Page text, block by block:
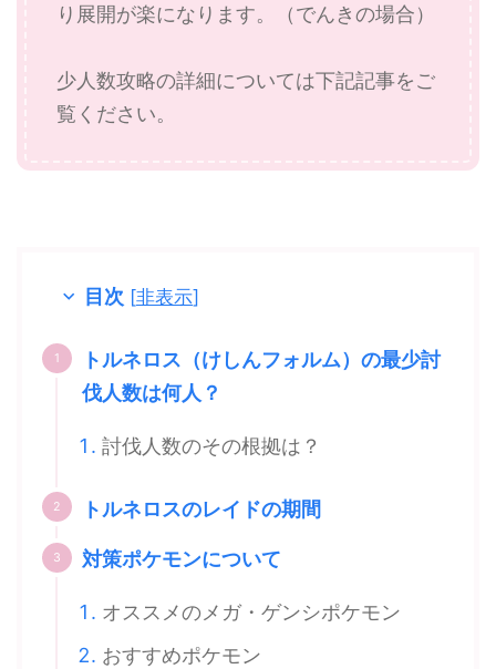
り展開が楽になります。（でんきの場合）
少人数攻略の詳細については下記記事をご
覧ください。
目次 [非表示]
トルネロス（けしんフォルム）の最少討
伐人数は何人？
討伐人数のその根拠は？
トルネロスのレイドの期間
対策ポケモンについて
オススメのメガ・ゲンシポケモン
おすすめポケモン